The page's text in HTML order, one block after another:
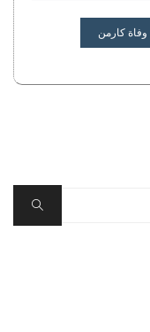
كارمن
Search